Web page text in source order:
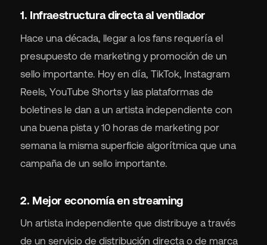
1. Infraestructura directa al ventilador
Hace una década, llegar a los fans requería el
presupuesto de marketing y promoción de un
sello importante. Hoy en día, TikTok, Instagram
Reels, YouTube Shorts y las plataformas de
boletines le dan a un artista independiente con
una buena pista y 10 horas de marketing por
semana la misma superficie algorítmica que una
campaña de un sello importante.
2. Mejor economía en streaming
Un artista independiente que distribuye a través
de un servicio de distribución directa o de marca